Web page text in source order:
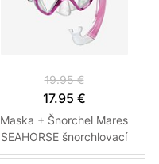
19.95 €
17.95 €
Maska + Šnorchel Mares
SEAHORSE šnorchlovací
set - Detský Růžová